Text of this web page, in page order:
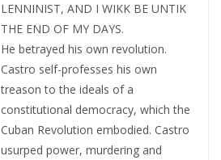
LENNINIST, AND I WIKK BE UNTIK
THE END OF MY DAYS.
He betrayed his own revolution.
Castro self-professes his own
treason to the ideals of a
constitutional democracy, which the
Cuban Revolution embodied. Castro
usurped power, murdering and